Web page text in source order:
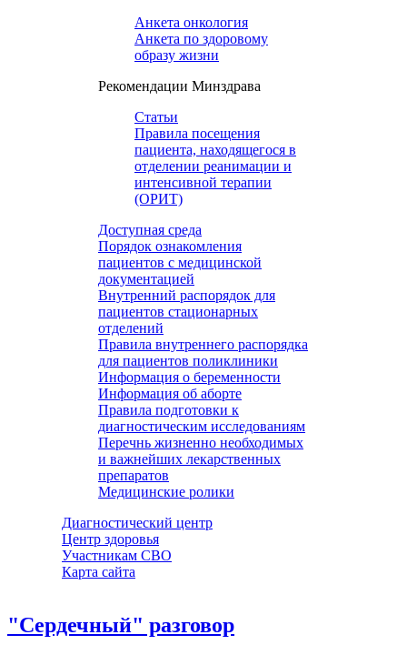
Анкета онкология
Анкета по здоровому
образу жизни
Рекомендации Минздрава
Статьи
Правила посещения
пациента, находящегося в
отделении реанимации и
интенсивной терапии
(ОРИТ)
Доступная среда
Порядок ознакомления
пациентов с медицинской
документацией
Внутренний распорядок для
пациентов стационарных
отделений
Правила внутреннего распорядка
для пациентов поликлиники
Информация о беременности
Информация об аборте
Правила подготовки к
диагностическим исследованиям
Перечнь жизненно необходимых
и важнейших лекарственных
препаратов
Медицинские ролики
Диагностический центр
Центр здоровья
Участникам СВО
Карта сайта
"Сердечный" разговор